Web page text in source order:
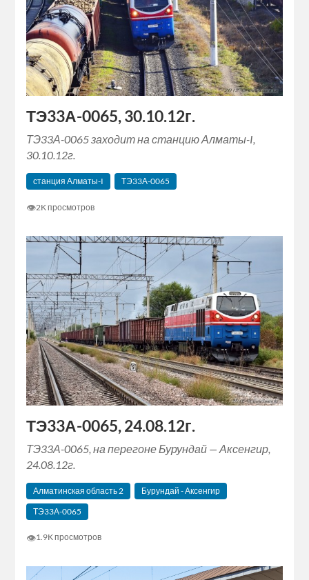
ТЭ33А-0065, 30.10.12г.
ТЭ33А-0065 заходит на станцию Алматы-I,
30.10.12г.
станция Алматы-I ТЭ33А-0065
👁2K просмотров
ТЭ33А-0065, 24.08.12г.
ТЭ33А-0065, на перегоне Бурундай — Аксенгир,
24.08.12г.
Алматинская область 2
Бурундай - Аксенгир
ТЭ33А-0065
👁1.9K просмотров